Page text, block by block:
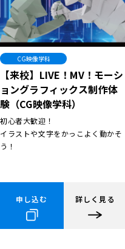
CG映像学科
【来校】LIVE！MV！モーシ
ョングラフィックス制作体
験（CG映像学科）
初心者大歓迎！
イラストや文字をかっこよく動かそ
う！
申し込む 詳しく見る